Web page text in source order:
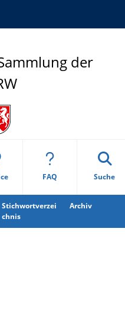
der
FAQ Suche
Stichwortverzei
chnis
Archiv